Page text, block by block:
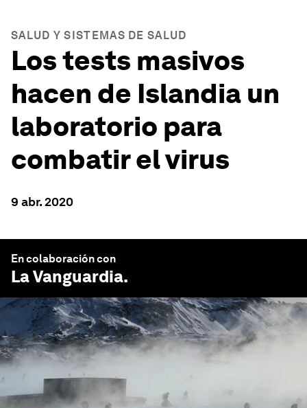
SALUD Y SISTEMAS DE SALUD
Los tests masivos
hacen de Islandia un
laboratorio para
combatir el virus
9 abr. 2020
En colaboración con
La Vanguardia.